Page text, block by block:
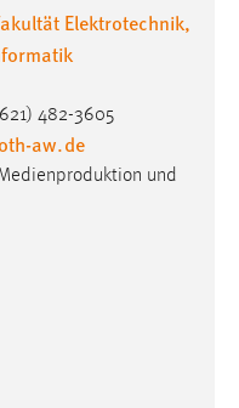
Elektrotechnik,
482-3605
oth-aw.de
und
anonym.
zu verstehen, wie
nutzen.